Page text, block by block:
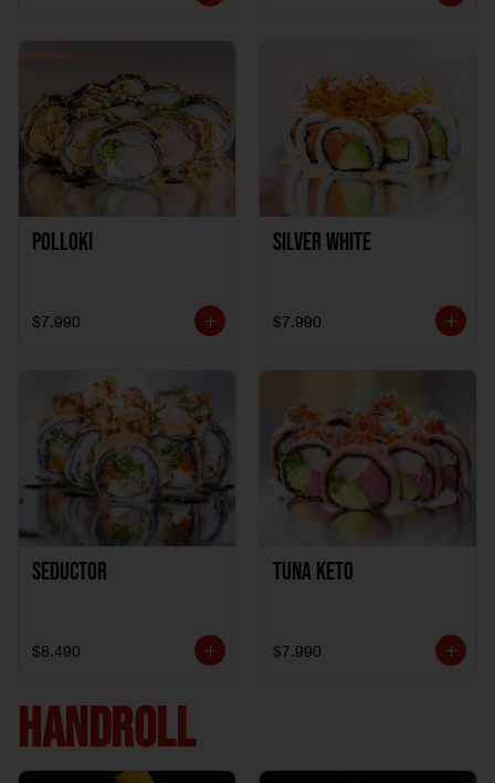
Polloki
$7.990
SILVER WHITE
$7.990
Seductor
$8.490
TUNA KETO
$7.990
HANDROLL